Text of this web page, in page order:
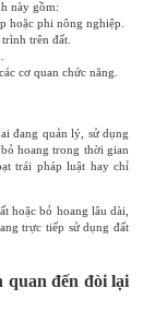
này gồm:
hoặc phi nông nghiệp.
trên đất.
cơ quan chức năng.
đang quản lý, sử dụng
hoang trong thời gian
trái pháp luật hay chỉ
hoặc bỏ hoang lâu dài,
trực tiếp sử dụng đất
quan đến đòi lại